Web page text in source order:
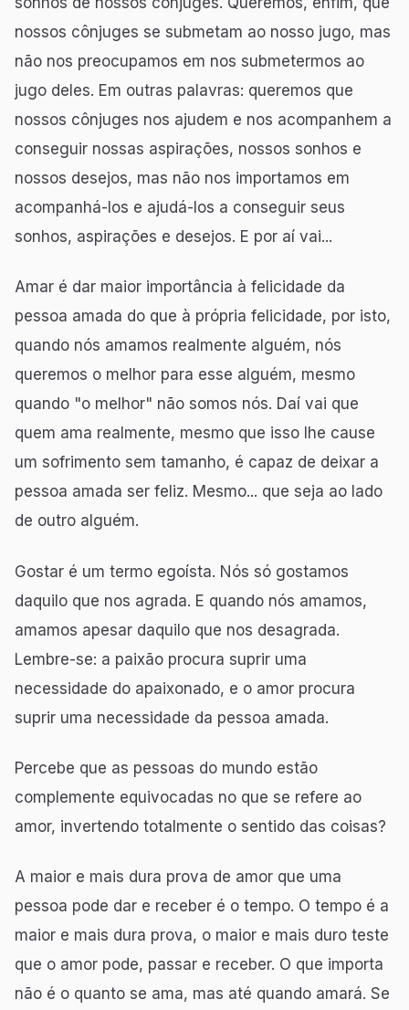
nossos cônjuges se submetam ao nosso jugo, mas
não nos preocupamos em nos submetermos ao
jugo deles. Em outras palavras: queremos que
nossos cônjuges nos ajudem e nos acompanhem a
conseguir nossas aspirações, nossos sonhos e
nossos desejos, mas não nos importamos em
acompanhá-los e ajudá-los a conseguir seus
sonhos, aspirações e desejos. E por aí vai...
Amar é dar maior importância à felicidade da
pessoa amada do que à própria felicidade, por isto,
quando nós amamos realmente alguém, nós
queremos o melhor para esse alguém, mesmo
quando "o melhor" não somos nós. Daí vai que
quem ama realmente, mesmo que isso lhe cause
um sofrimento sem tamanho, é capaz de deixar a
pessoa amada ser feliz. Mesmo... que seja ao lado
de outro alguém.
Gostar é um termo egoísta. Nós só gostamos
daquilo que nos agrada. E quando nós amamos,
amamos apesar daquilo que nos desagrada.
Lembre-se: a paixão procura suprir uma
necessidade do apaixonado, e o amor procura
suprir uma necessidade da pessoa amada.
Percebe que as pessoas do mundo estão
complemente equivocadas no que se refere ao
amor, invertendo totalmente o sentido das coisas?
A maior e mais dura prova de amor que uma
pessoa pode dar e receber é o tempo. O tempo é a
maior e mais dura prova, o maior e mais duro teste
que o amor pode, passar e receber. O que importa
não é o quanto se ama, mas até quando amará. Se